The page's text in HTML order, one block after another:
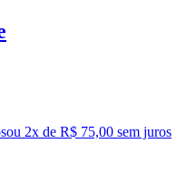
ou 2x de R$ 75,00 sem juros